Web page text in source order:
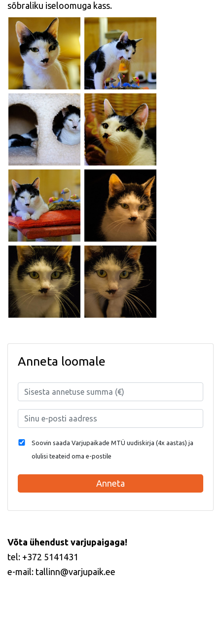
sõbraliku iseloomuga kass.
Anneta loomale
Soovin saada Varjupaikade MTÜ uudiskirja (4x aastas) ja
olulisi teateid oma e-postile
Anneta
Võta ühendust varjupaigaga!
tel: +372 5141431
e-mail: tallinn@varjupaik.ee